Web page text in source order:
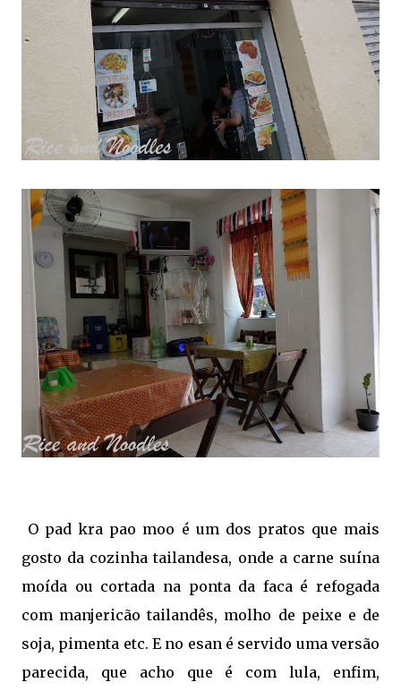
O pad kra pao moo é um dos pratos que mais
gosto da cozinha tailandesa, onde a carne suína
moída ou cortada na ponta da faca é refogada
com manjericão tailandês, molho de peixe e de
soja, pimenta etc. E no esan é servido uma versão
parecida, que acho que é com lula, enfim,